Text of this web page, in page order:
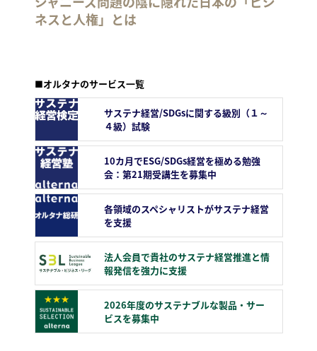
ネスと人権」とは
■オルタナのサービス一覧
サステナ経営/SDGsに関する級別（１～
４級）試験
10カ月でESG/SDGs経営を極める勉強
会：第21期受講生を募集中
各領域のスペシャリストがサステナ経営
を支援
法人会員で貴社のサステナ経営推進と情
報発信を強力に支援
2026年度のサステナブルな製品・サー
ビスを募集中